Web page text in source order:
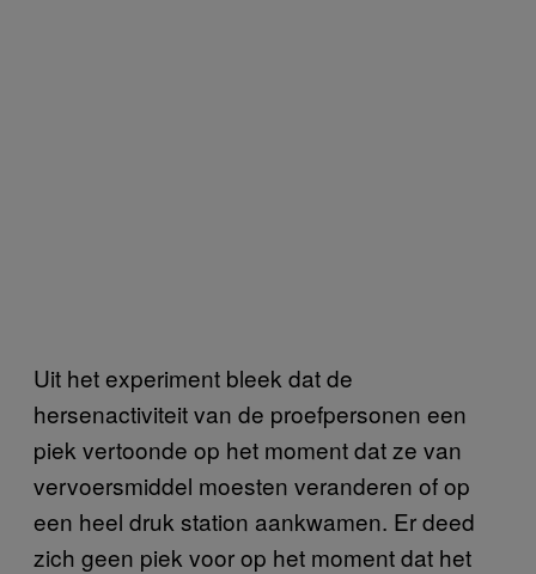
Uit het experiment bleek dat de
hersenactiviteit van de proefpersonen een
piek vertoonde op het moment dat ze van
vervoersmiddel moesten veranderen of op
een heel druk station aankwamen. Er deed
zich geen piek voor op het moment dat het